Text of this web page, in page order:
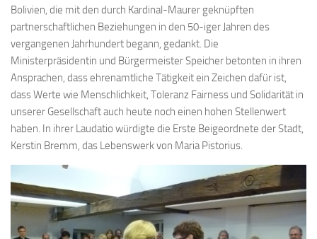
Bolivien, die mit den durch Kardinal-Maurer geknüpften
partnerschaftlichen Beziehungen in den 50-iger Jahren des
vergangenen Jahrhundert begann, gedankt. Die
Ministerpräsidentin und Bürgermeister Speicher betonten in ihren
Ansprachen, dass ehrenamtliche Tätigkeit ein Zeichen dafür ist,
dass Werte wie Menschlichkeit, Toleranz Fairness und Solidarität in
unserer Gesellschaft auch heute noch einen hohen Stellenwert
haben. In ihrer Laudatio würdigte die Erste Beigeordnete der Stadt,
Kerstin Bremm, das Lebenswerk von Maria Pistorius.